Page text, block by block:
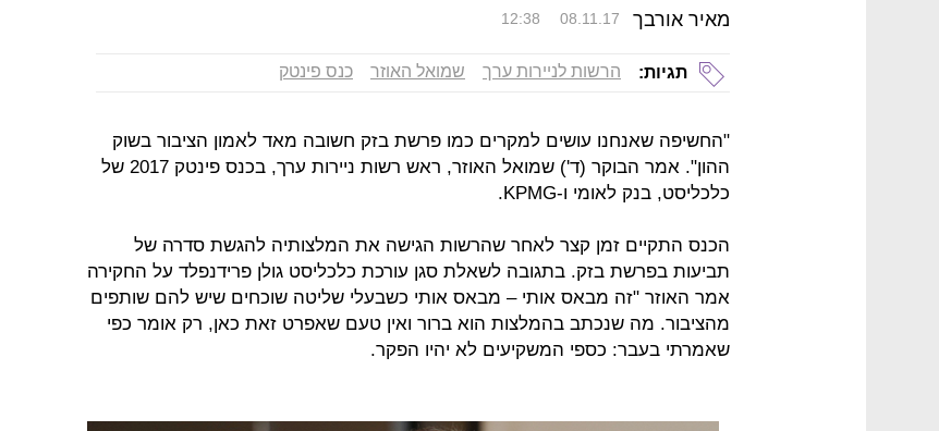
מאיר אורבך 12:38 08.11.17
תגיות: הרשות לניירות ערך שמואל האוזר כנס פינטק
"החשיפה שאנחנו עושים למקרים כמו פרשת בזק חשובה מאד לאמון הציבור בשוק
ההון". אמר הבוקר (ד') שמואל האוזר, ראש רשות ניירות ערך, בכנס פינטק 2017 של
כלכליסט, בנק לאומי ו-KPMG.
הכנס התקיים זמן קצר לאחר שהרשות הגישה את המלצותיה להגשת סדרה של
תביעות בפרשת בזק. בתגובה לשאלת סגן עורכת כלכליסט גולן פרידנפלד על החקירה
אמר האוזר "זה מבאס אותי – מבאס אותי כשבעלי שליטה שוכחים שיש להם שותפים
מהציבור. מה שנכתב בהמלצות הוא ברור ואין טעם שאפרט זאת כאן, רק אומר כפי
שאמרתי בעבר: כספי המשקיעים לא יהיו הפקר.